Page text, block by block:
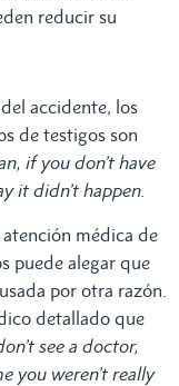
reducir su
accidente, los
de testigos son
if you don’t have
it didn’t happen.
atención médica de
puede alegar que
por otra razón.
detallado que
see a doctor,
you weren’t really